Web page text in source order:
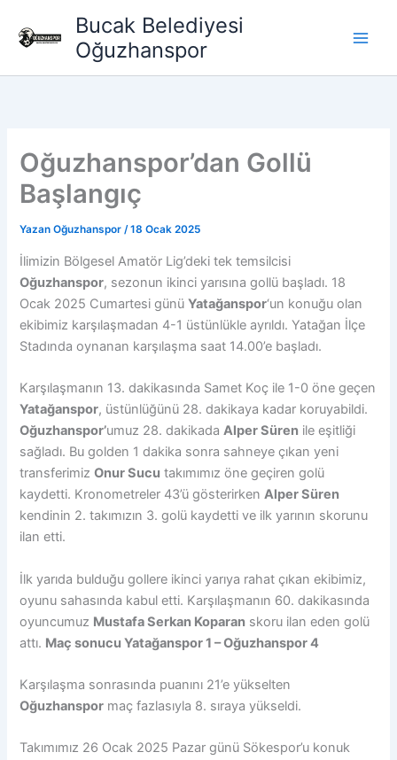
atla
Bucak Belediyesi
Oğuzhanspor
Oğuzhanspor’dan Gollü
Başlangıç
Yazan Oğuzhanspor/18 Ocak 2025
İlimizin Bölgesel Amatör Lig’deki tek temsilcisi
Oğuzhanspor, sezonun ikinci yarısına gollü başladı. 18
Ocak 2025 Cumartesi günüYatağanspor‘un konuğu olan
ekibimiz karşılaşmadan 4-1 üstünlükle ayrıldı. Yatağan İlçe
Stadında oynanan karşılaşma saat 14.00’e başladı.
Karşılaşmanın 13. dakikasında Samet Koç ile 1-0 öne geçen
Yatağanspor, üstünlüğünü 28. dakikaya kadar koruyabildi.
Oğuzhanspor’umuz 28. dakikadaAlper Süren ile eşitliği
sağladı. Bu golden 1 dakika sonra sahneye çıkan yeni
transferimizOnur Sucu takımımız öne geçiren golü
kaydetti. Kronometreler 43’ü gösterirkenAlper Süren
kendinin 2. takımızın 3. golü kaydetti ve ilk yarının skorunu
ilan etti.
İlk yarıda bulduğu gollere ikinci yarıya rahat çıkan ekibimiz,
oyunu sahasında kabul etti. Karşılaşmanın 60. dakikasında
oyuncumuz Mustafa Serkan Koparan skoru ilan eden golü
attı. Maç sonucu Yatağanspor 1 – Oğuzhanspor 4
Karşılaşma sonrasında puanını 21’e yükselten
Oğuzhanspor maç fazlasıyla 8. sıraya yükseldi.
Takımımız 26 Ocak 2025 Pazar günü Sökespor’u konuk